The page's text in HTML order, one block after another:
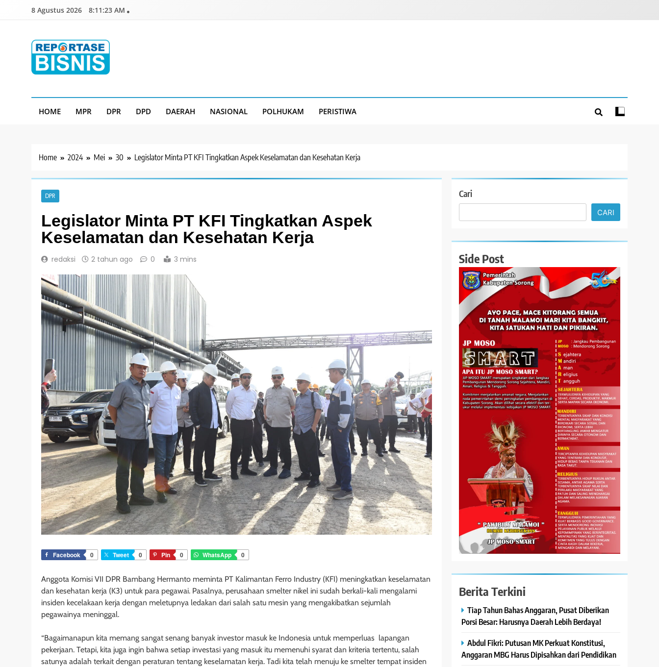
8 Agustus 2026 8:11:25 AM
HOME MPR DPR DPD DAERAH NASIONAL POLHUKAM PERISTIWA
Home 2024 Mei 30 Legislator Minta PT KFI Tingkatkan Aspek Keselamatan dan Kesehatan Kerja
DPR
Legislator Minta PT KFI Tingkatkan Aspek
Keselamatan dan Kesehatan Kerja
redaksi 2 tahun ago 0 3 mins
Facebook 0 Tweet 0 Pin 0 WhatsApp 0
Anggota Komisi VII DPR Bambang Hermanto meminta PT Kalimantan Ferro Industry (KFI) meningkatkan keselamatan
dan kesehatan kerja (K3) untuk para pegawai. Pasalnya, perusahaan smelter nikel ini sudah berkali-kali mengalami
insiden kecelakaan kerja dengan meletupnya ledakan dari salah satu mesin yang mengakibatkan sejumlah
pegawainya meninggal.
“Bagaimanapun kita memang sangat senang banyak investor masuk ke Indonesia untuk memperluas lapangan
pekerjaan. Tetapi, kita juga ingin bahwa setiap investasi yang masuk itu memenuhi syarat dan kriteria tertentu, salah
satunya adalah terkait dengan peraturan tentang keselamatan kerja. Tadi kita telah menuju ke smelter tempat insiden
Cari
CARI
Side Post
Berita Terkini
Tiap Tahun Bahas Anggaran, Pusat Diberikan
Porsi Besar: Harusnya Daerah Lebih Berdaya!
Abdul Fikri: Putusan MK Perkuat Konstitusi,
Anggaran MBG Harus Dipisahkan dari Pendidikan